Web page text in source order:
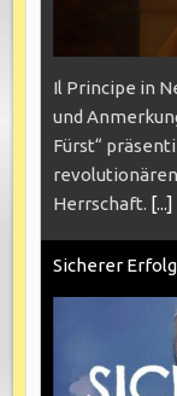
Il Principe in
und
Fürst“
Herrschaft. [...]
Sicherer Erfolg